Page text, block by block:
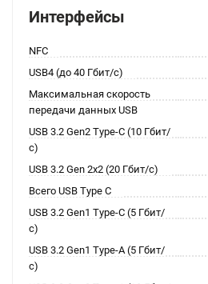
Интерфейсы
NFC
USB4 (до 40 Гбит/с)
Максимальная скорость
передачи данных USB
USB 3.2 Gen2 Type-C (10 Гбит/
с)
USB 3.2 Gen 2x2 (20 Гбит/с)
Всего USB Type C
USB 3.2 Gen1 Type-C (5 Гбит/
с)
USB 3.2 Gen1 Type-A (5 Гбит/
с)